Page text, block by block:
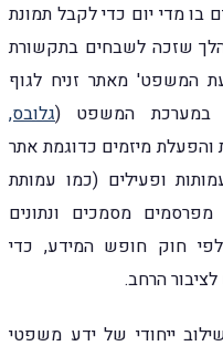
בו מדי יום כדי לקבל תמונת
שזכה לשבחים בתקשורת
המשפט' מאתר זניח לגוף
במערכת המשפט (גלובס,
מיזמים כדוגמת אתר
ופעילים (כמו עמותת
מסמכים ונתונים
חוק חופש המידע, כדי
הרחב.
ייחודי של ידע משפטי